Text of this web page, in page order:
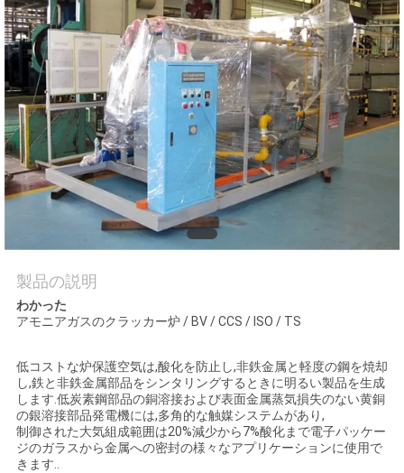
質
管
理
お
問
い
合
わ
せ
ニ
ュ
製品の説明
わかった
アモニアガスのクラッカー炉 / BV / CCS / ISO / TS
低コストな炉保護空気は,酸化を防止し,非鉄金属と軽度の鋼を焼却
し,鉄と非鉄金属部品をシンタリングするときに明るい製品を生成
します.低炭素鋼部品の銅溶接および表面金属蒸気損失のない黄銅
の銀溶接部品発電機には,多角的な触媒システムがあり,
制御された大気組成範囲は20%減少から7%酸化まで電子パッケー
ジのガラスから金属への密封の様々なアプリケーションに使用で
きます..